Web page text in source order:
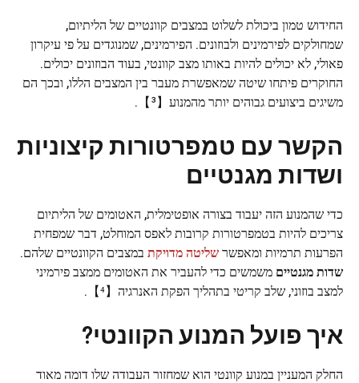
החידוש טמון ביכולת לשלוט במצבים קוונטיים של הליתיום,
שמחולקים לפירמינים ולבוזונים. הפירמינים, שמנוגדים על פי עיקרון
פאולי, לא יכולים להיות באותו מצב קוונטי, בעוד הבוזונים יכולים.
החוקרים פיתחו שיטה שמאפשרת מעבר בין המצבים הללו, ובכך הם
משיגים ביצועים גבוהים יותר מהמנוע【³】.
הקשר עם טמפרטורות קיצוניות
ושדות מגנטיים
כדי שהמנוע הזה יעבוד בצורה אופטימלית, האטומים של הליתיום
צריכים להיות בטמפרטורות קרובות לאפס המוחלט, דבר שמפחית
הפרעות תרמיות ומאפשרשליטה מדויקת במצבים הקוונטיים שלהם.
שדות מגנטיים משמשים כדי להעביר את האטומים ממצב פירמיני
למצב בוזוני, שלב קריטי בתהליך הפקת האנרגיה【⁴】.
איך פועל המנוע הקוונטי?
החלק המעניין במנוע קוונטי הוא שמחזור העבודה שלו דומה מאוד